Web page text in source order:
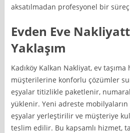
aksatılmadan profesyonel bir
Evden Eve
Yaklaşım
Kadıköy Kalkan Nakliyat, ev
müşterilerine konforlu çözümler
eşyalar titizlikle paketlenir,
yüklenir. Yeni adreste mobilyaların
eşyalar yerleştirilir ve müşteriye
teslim edilir. Bu kapsamlı hizmet,